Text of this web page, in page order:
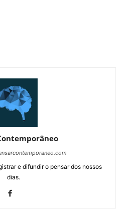
e difundir o pensar dos nossos
dias.